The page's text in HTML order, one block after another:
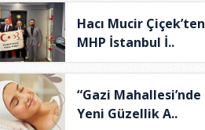
Hacı Mucir Çiçek’ten
MHP İstanbul İ..
“Gazi Mahallesi’nde
Yeni Güzellik A..